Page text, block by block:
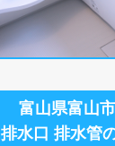
富山県富山
排水口 排水管